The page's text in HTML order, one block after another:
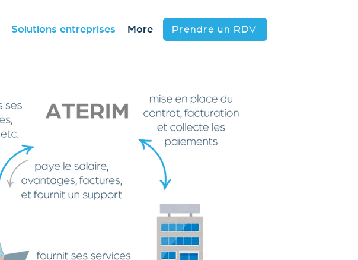
Solutions entreprises More Prendre un RDV